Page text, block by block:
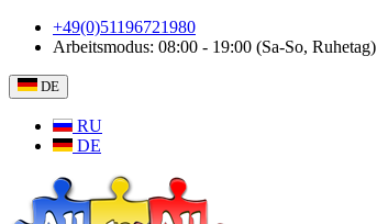
+49(0)51196721980
Arbeitsmodus: 08:00 - 19:00 (Sa-So, Ruhetag)
DE
RU
DE